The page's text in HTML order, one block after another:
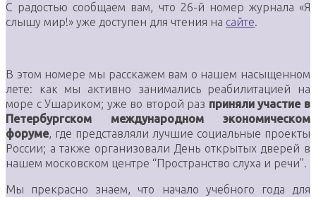
С радостью сообщаем вам, что 26-й номер журнала «Я
слышу мир!» уже доступен для чтения на сайте.
В этом номере мы расскажем вам о нашем насыщенном
лете: как мы активно занимались реабилитацией на
море с Ушариком; уже во второй раз приняли участие в
Петербургском международном экономическом
форуме, где представляли лучшие социальные проекты
России; а также организовали День открытых дверей в
нашем московском центре “Пространство слуха и речи”.
Мы прекрасно знаем, что начало учебного года для